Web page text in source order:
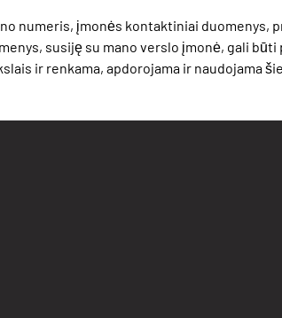
numeris, įmonės kontaktiniai duomenys,
susiję su mano verslo įmonė, gali
ir renkama, apdorojama ir naudojama